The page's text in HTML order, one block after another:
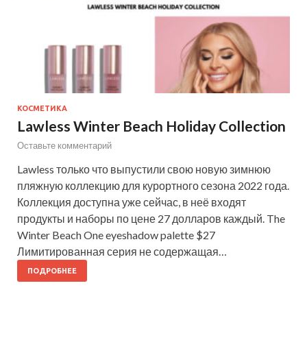
КОСМЕТИКА
Lawless Winter Beach Holiday Collection
Оставьте комментарий
Lawless только что выпустили свою новую зимнюю
пляжную коллекцию для курортного сезона 2022 года.
Коллекция доступна уже сейчас, в неё входят
продукты и наборы по цене 27 долларов каждый. The
Winter Beach One eyeshadow palette $27
Лимитированная серия не содержащая…
ПОДРОБНЕЕ